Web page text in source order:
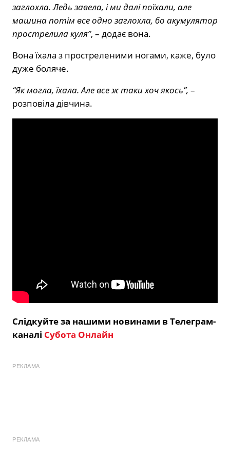
заглохла. Ледь завела, і ми далі поїхали, але
машина потім все одно заглохла, бо акумулятор
прострелила куля”, – додає вона.
Вона їхала з простреленими ногами, каже, було
дуже боляче.
“Як могла, їхала. Але все ж таки хоч якось”, –
розповіла дівчина.
Слідкуйте за нашими новинами в Телеграм-
каналі Субота Онлайн
РЕКЛАМА
РЕКЛАМА